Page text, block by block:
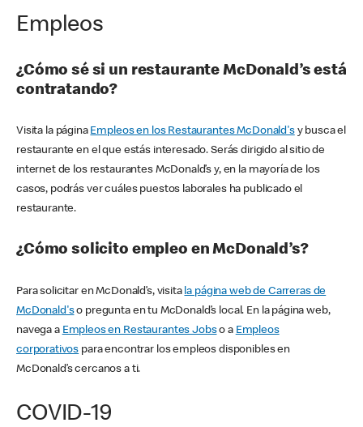
Empleos
¿Cómo sé si un restaurante McDonald’s está
contratando?
Visita la página Empleos en los Restaurantes McDonald'sy busca el
restaurante en el que estás interesado. Serás dirigido al sitio de
internet de los restaurantes McDonald’s y, en la mayoría de los
casos, podrás ver cuáles puestos laborales ha publicado el
restaurante.
¿Cómo solicito empleo en McDonald’s?
Para solicitar en McDonald’s, visita la página web de Carreras de
McDonald'so pregunta en tu McDonald’s local. En la página web,
navega a Empleos en Restaurantes Jobso a Empleos
corporativos para encontrar los empleos disponibles en
McDonald’s cercanos a ti.
COVID-19